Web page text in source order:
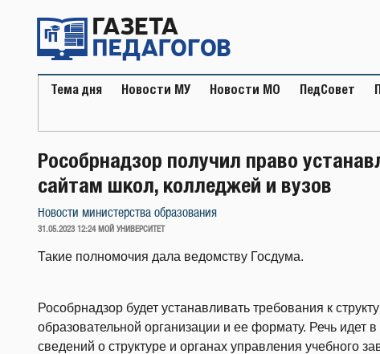
содержимому
Тема дня Новости МУ Новости МО ПедСовет
Рособрнадзор получил право
сайтам школ, колледжей и вузов
Новости министерства образования
ОПУБЛИКОВАНО
31.05.2023 12:24 МОЙ УНИВЕРСИТЕТ
Такие полномочия дала ведомству Госдума.
Рособрнадзор будет устанавливать требования к
образовательной организации и ее формату. Речь идет
сведений о структуре и органах управления учебного